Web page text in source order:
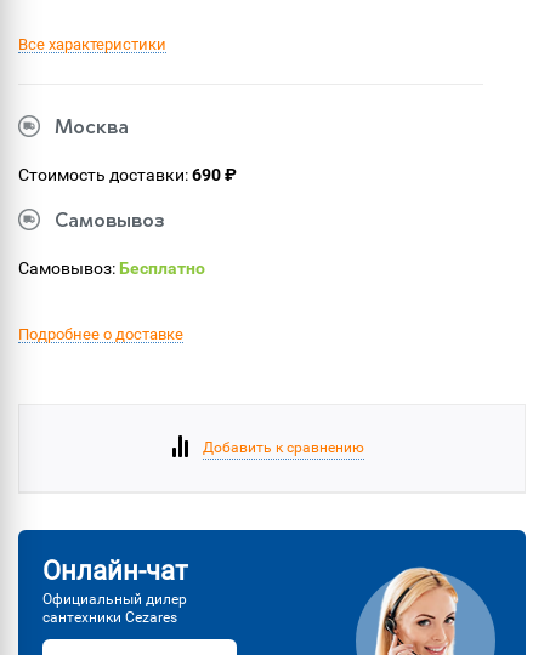
Все характеристики
Москва
Стоимость доставки:690 ₽
Самовывоз
Самовывоз:Бесплатно
Подробнее о доставке
Добавить к сравнению
Онлайн-чат
Официальный дилер
сантехники Cezares